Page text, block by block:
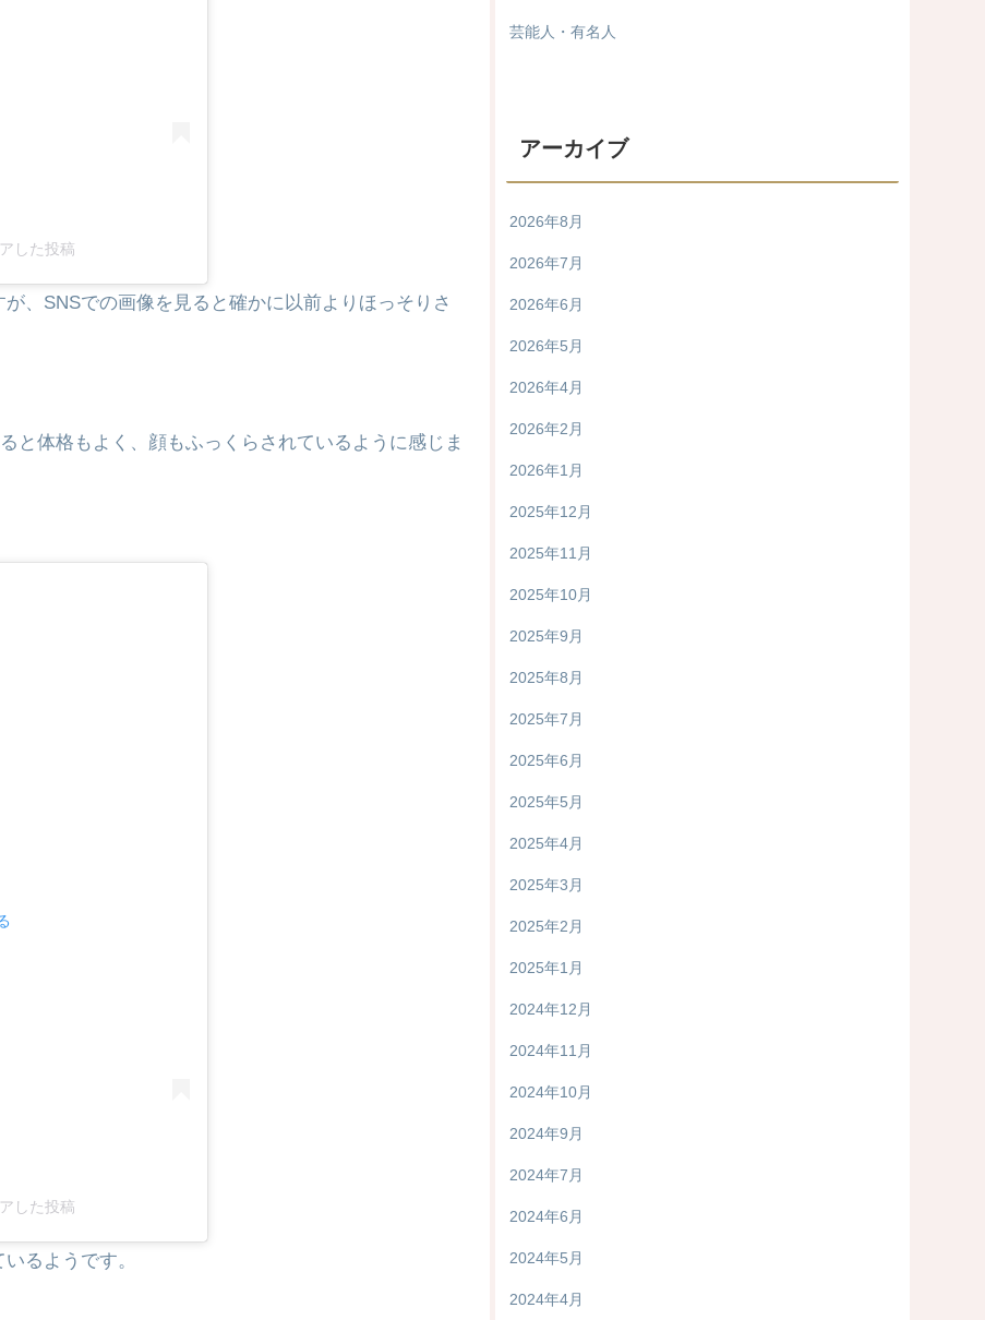
した投稿
、SNSでの画像を見ると確かに以前よりほっそりさ
と体格もよく、顔もふっくらされているように感じま
した投稿
るようです。
芸能人・有名人
アーカイブ
2026年8月
2026年7月
2026年6月
2026年5月
2026年4月
2026年2月
2026年1月
2025年12月
2025年11月
2025年10月
2025年9月
2025年8月
2025年7月
2025年6月
2025年5月
2025年4月
2025年3月
2025年2月
2025年1月
2024年12月
2024年11月
2024年10月
2024年9月
2024年7月
2024年6月
2024年5月
2024年4月